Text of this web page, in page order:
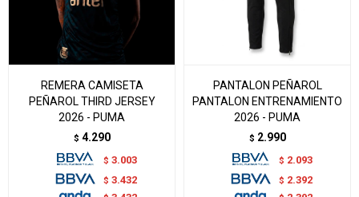
REMERA CAMISETA
PEÑAROL THIRD JERSEY
2026 - PUMA
$ 4.290
$ 3.003
$ 3.432
PANTALON PEÑAROL
PANTALON ENTRENAMIENTO
2026 - PUMA
$ 2.990
$ 2.093
$ 2.392